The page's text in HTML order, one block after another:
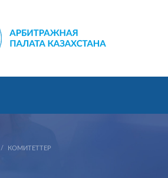
КОМИТЕТТЕР